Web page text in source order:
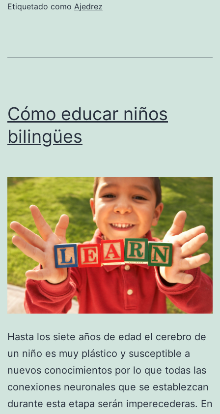
los
Etiquetado como Ajedrez
Cómo educar niños
bilingües
Hasta los siete años de edad el cerebro de
un niño es muy plástico y susceptible a
nuevos conocimientos por lo que todas las
conexiones neuronales que se establezcan
durante esta etapa serán imperecederas. En